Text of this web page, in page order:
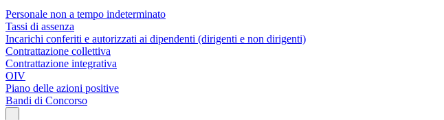
Personale non a tempo indeterminato
Tassi di assenza
Incarichi conferiti e autorizzati ai dipendenti (dirigenti e non dirigenti)
Contrattazione collettiva
Contrattazione integrativa
OIV
Piano delle azioni positive
Bandi di Concorso